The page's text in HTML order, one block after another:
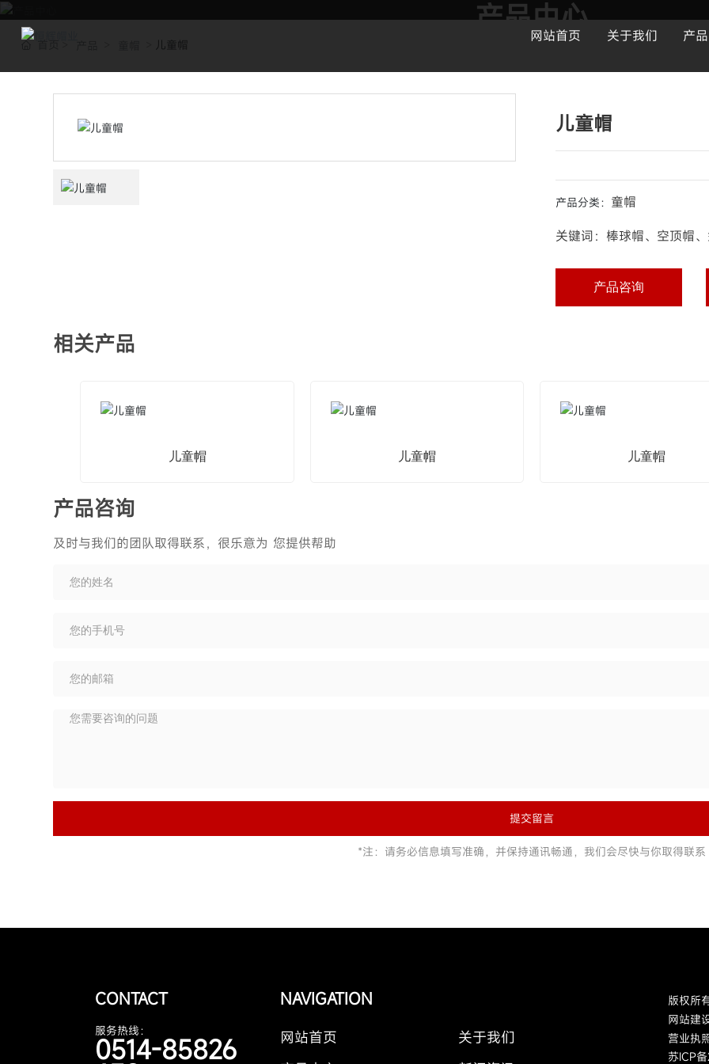
网站首页 关于我们 产
产品中心
儿童帽
儿童帽
产品分类： 童帽
关键词：棒球帽、空顶帽
产品咨询
相关产品
儿童帽 儿童帽 儿童帽
产品咨询
及时与我们的团队取得联系，很乐意为 您提供帮助
提交留言
*注：请务必信息填写准确，并保持通讯畅通，我们会尽快与你取得联系
CONTACT
服务热线：
0514-85826
NAVIGATION
网站首页
关于我们
版权所
网站建
营业执
苏ICP